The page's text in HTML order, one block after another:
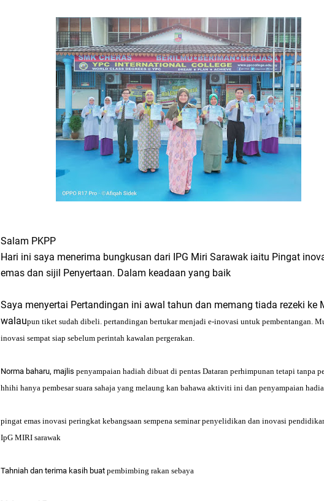
Salam PKPP
Hari ini saya menerima bungkusan dari IPG Miri Sarawak iaitu Pingat
emas dan sijil Penyertaan. Dalam keadaan yang baik
Saya menyertai Pertandingan ini awal tahun dan memang tiada rezeki ke
walaupun tiket sudah dibeli. pertandingan bertukar menjadi e-inovasi untuk pembentangan.
inovasi sempat siap sebelum perintah kawalan pergerakan.
Norma baharu, majlis penyampaian hadiah dibuat di pentas Dataran perhimpunan tetapi tanpa
hhihi hanya pembesar suara sahaja yang melaung kan bahawa aktiviti ini dan penyampaian
pingat emas inovasi peringkat kebangsaan sempena seminarpenyelidikan dan inovasi
IpG MIRI sarawak
Tahniah dan terima kasih buat pembimbing rakan sebaya